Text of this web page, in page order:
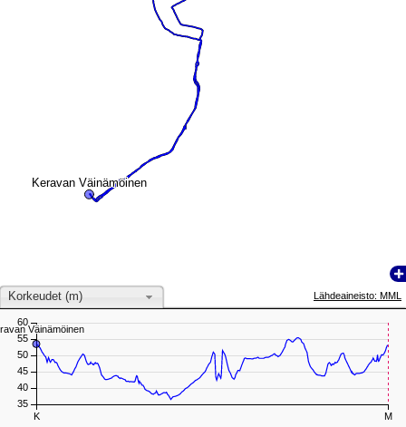
Keravan Väinämöinen
Keravan Väinämöinen
Lähdeaineisto: MML
Korkeudet (m)
K M
35
40
45
50
55
60
Väinämöinen
Väinämöinen